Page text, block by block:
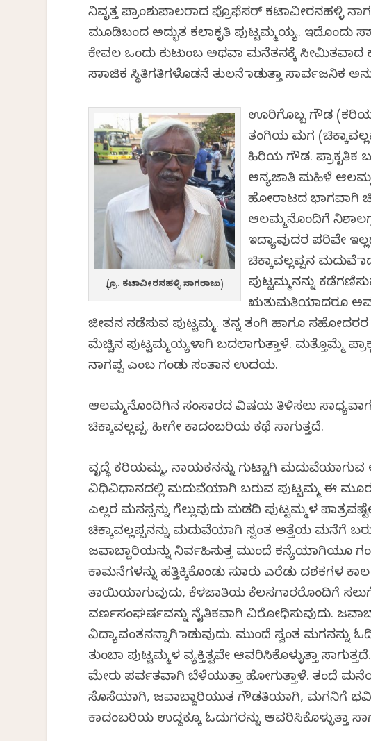
ನಿವೃತ್ತ ಪ್ರಾಂಶುಪಾಲರಾದ ಪ್ರೊಫೆಸರ್
ಮೂಡಿಬಂದ ಅದ್ಭುತ ಕಲಾಕೃತಿ ಪುಟ್ಟಮ್ಮಯ್ಯ. ಇದೊಂದು
ಕೇವಲ ಒಂದು ಕುಟುಂಬ ಅಥವಾ ಮನೆತನಕ್ಕೆ ಸೀಮಿತವಾದ
ಸಾಮಾಜಿಕ ಸ್ಥಿತಿಗತಿಗಳೊಡನೆ ತುಲನೆ ಮಾಡುತ್ತಾ ಸಾರ್ವಜನಿಕ
(ಪ್ರೊ. ಕಟಾವೀರನಹಳ್ಳಿ ನಾಗರಾಜು)
ಊರಿಗೊಬ್ಬ ಗೌಡ
ತಂಗಿಯ ಮಗ
ಹಿರಿಯ ಗೌಡ. ಪ್ರಾಕೃತಿಕ
ಅನ್ಯಜಾತಿ ಮಹಿಳೆ
ಹೋರಾಟದ ಭಾಗವಾಗಿ
ಆಲಮ್ಮನೊಂದಿಗೆ
ಇದ್ಯಾವುದರ ಪರಿವೇ
ಚಿಕ್ಕಾವಲ್ಲಪ್ಪನ ಮದುವೆ
ಪುಟ್ಟಮ್ಮನನ್ನು
ಋತುಮತಿಯಾದರೂ
ಜೀವನ ನಡೆಸುವ ಪುಟ್ಟಮ್ಮ. ತನ್ನ ತಂಗಿ ಹಾಗೂ
ಮೆಚ್ಚಿನ ಪುಟ್ಟಮ್ಮಯ್ಯಳಾಗಿ ಬದಲಾಗುತ್ತಾಳೆ. ಮತ್ತೊಮ್ಮೆ
ನಾಗಪ್ಪ ಎಂಬ ಗಂಡು ಸಂತಾನ ಉದಯ.
ಆಲಮ್ಮನೊಂದಿಗಿನ ಸಂಸಾರದ ವಿಷಯ ತಿಳಿಸಲು
ಚಿಕ್ಕಾವಲ್ಲಪ್ಪ. ಹೀಗೇ ಕಾದಂಬರಿಯ ಕಥೆ ಸಾಗುತ್ತದೆ.
ವೃದ್ಧೆ ಕರಿಯಮ್ಮ, ನಾಯಕನನ್ನು ಗುಟ್ಟಾಗಿ
ವಿಧಿವಿಧಾನದಲ್ಲಿ ಮದುವೆಯಾಗಿ ಬರುವ ಪುಟ್ಟಮ್ಮ ಈ
ಎಲ್ಲರ ಮನಸ್ಸನ್ನು ಗೆಲ್ಲುವುದು ಮಡದಿ ಪುಟ್ಟಮ್ಮಳ
ಚಿಕ್ಕಾವಲ್ಲಪ್ಪನನ್ನು ಮದುವೆಯಾಗಿ ಸ್ವಂತ ಅತ್ತೆಯ ಮನೆಗೆ
ಜವಾಬ್ದಾರಿಯನ್ನು ನಿರ್ವಹಿಸುತ್ತ ಮುಂದೆ
ಕಾಮನೆಗಳನ್ನು ಹತ್ತಿಕ್ಕಿಕೊಂಡು ಸುಮಾರು ಎರೆಡು ದಶಕಗಳ
ತಾಯಿಯಾಗುವುದು, ಕೆಳಜಾತಿಯ ಕೆಲಸಗಾರರೊಂದಿಗೆ
ವರ್ಣಸಂಘರ್ಷವನ್ನು ನೈತಿಕವಾಗಿ ವಿರೋಧಿಸುವುದು.
ವಿದ್ಯಾವಂತನನ್ನಾಗಿ ಮಾಡುವುದು. ಮುಂದೆ ಸ್ವಂತ
ತುಂಬಾ ಪುಟ್ಟಮ್ಮಳ ವ್ಯಕ್ತಿತ್ವವೇ ಆವರಿಸಿಕೊಳ್ಳುತ್ತಾ
ಮೇರು ಪರ್ವತವಾಗಿ ಬೆಳೆಯುತ್ತಾ ಹೋಗುತ್ತಾಳೆ. ತಂದೆ
ಸೊಸೆಯಾಗಿ, ಜವಾಬ್ದಾರಿಯುತ ಗೌಡತಿಯಾಗಿ, ಮಗನಿಗೆ
ಕಾದಂಬರಿಯ ಉದ್ದಕ್ಕೂ ಓದುಗರನ್ನು ಆವರಿಸಿಕೊಳ್ಳುತ್ತಾ